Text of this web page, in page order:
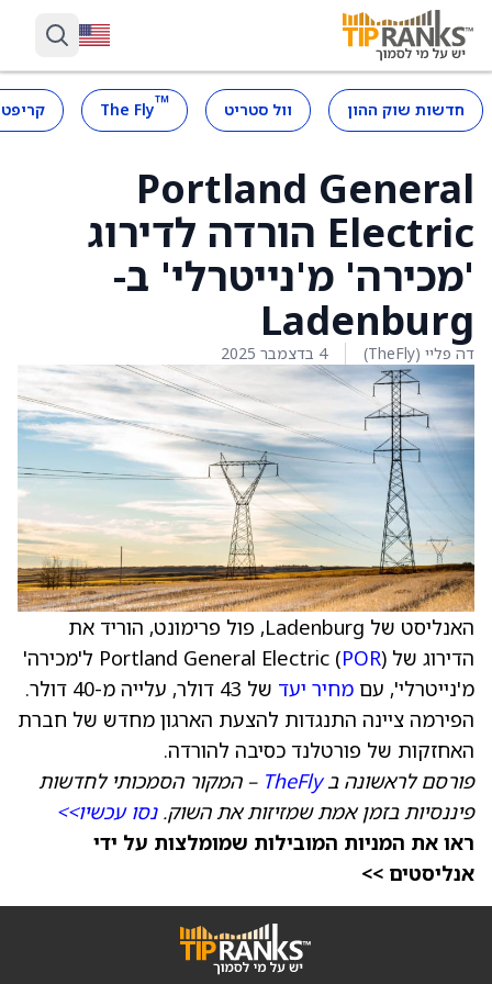
חדשות שוק ההון וול סטריט ™
The Fly
Portland General
Electric הורדה לדירוג
'מכירה' מ'נייטרלי' ב-
Ladenburg
דה פליי (TheFly) 4 בדצמבר 2025
האנליסט של Ladenburg, פול פרימונט, הוריד את
הדירוג של Portland General Electric ( POR
) ל'מכירה'
מ'נייטרלי', עם מחיר יעד
של 43 דולר, עלייה מ-40 דולר.
הפירמה ציינה התנגדות להצעת הארגון מחדש של חברת
האחזקות של פורטלנד כסיבה להורדה.
פורסם לראשונה בTheFly – המקור הסמכותי לחדשות
פיננסיות בזמן אמת שמזיזות את השוק.נסו עכשיו>>
ראו את המניות המובילות שמומלצות על ידי
אנליסטים >>